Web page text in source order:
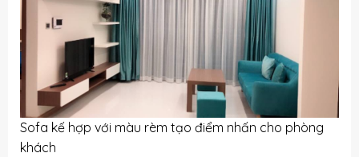
Sofa kế hợp với màu rèm tạo điểm nhấn cho phòng
khách